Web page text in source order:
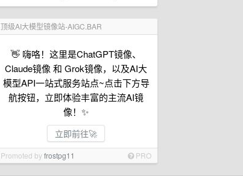
顶级AI大模型镜像站-AIGC.BAR
👋 嗨咯！这里是ChatGPT镜像、
Claude镜像 和 Grok镜像，以及AI大
模型API一站式服务站点~点击下方导
航按钮，立即体验丰富的主流AI镜
像！✨
立即前往🚀
Promoted byfrostpg11 PRO